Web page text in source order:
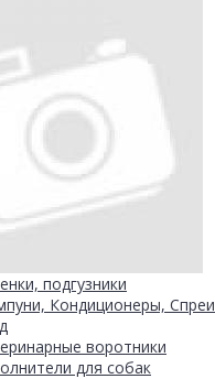
подгузники
Кондиционеры, Спреи
воротники
для собак